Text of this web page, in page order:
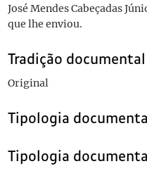
José Mendes Cabeçadas
que lhe enviou.
Tradição documental
Original
Tipologia
Tipologia